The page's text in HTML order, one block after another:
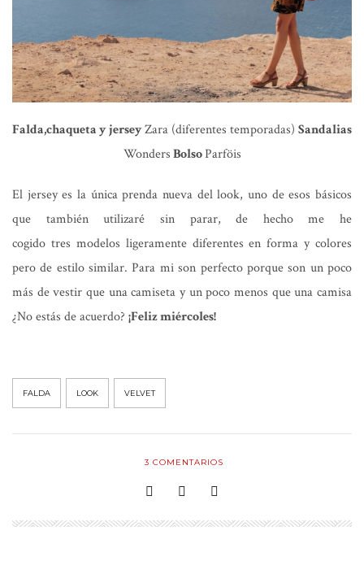
Falda,chaqueta y jerseyZara (diferentes temporadas) Sandalias
WondersBolsoParföis
El jersey es la única prenda nueva del look, uno de esos básicos
que también utilizaré sin parar, de hecho me he
cogido tres modelos ligeramente diferentes en forma y colores
pero de estilo similar. Para mi son perfecto porque son un poco
más de vestir que una camiseta y un poco menos que una camisa
¿No estás de acuerdo? ¡Feliz miércoles!
FALDA LOOK VELVET
3 COMENTARIOS